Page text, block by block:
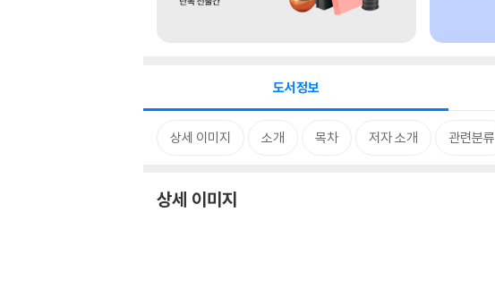
도서정보
상세 이미지 소개 목차 저자 소개 관련분류
상세 이미지